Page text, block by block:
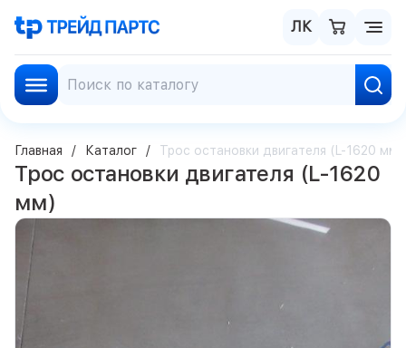
ЛК
Главная Каталог Трос остановки двигателя (L-1620 мм)
Трос остановки двигателя (L-1620
мм)